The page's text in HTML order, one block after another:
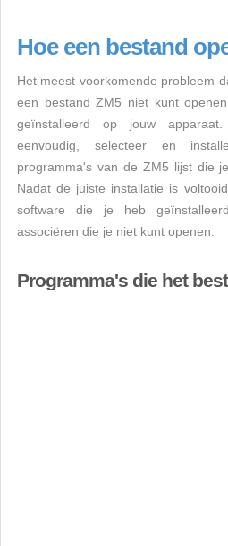
Hoe een bestand
Het meest voorkomende probleem
een bestand ZM5 niet kunt
geïnstalleerd op jouw
eenvoudig, selecteer en
programma's van de ZM5 lijst die
Nadat de juiste installatie is
software die je heb
associëren die je niet kunt openen.
Programma's die het